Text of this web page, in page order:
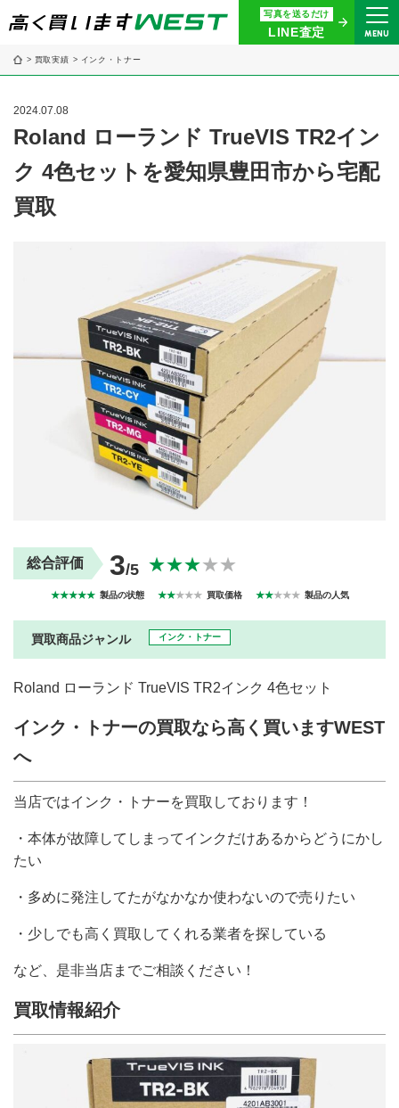
写真を送るだけ
LINE査定 MENU
まずはお気軽にお問い合わせ・
査定をご依頼ください
買取専用ダイヤル
24時間365日受付
宅配買取
出張買取
買取商品ジャンル
買取実績
買取強化ブランド
よくある質問
取り組み
本人確認書類アップロード
ガイド
お客様へ
お探しの方へ
買取実績 インク・トナー
2024.07.08
Roland ローランド TrueVIS TR2イン
ク 4色セットを愛知県豊田市から宅配
買取
総合評価 3/5 ★★★★★
★★★★★ 製品の状態 ★★★★★ 買取価格 ★★★★★ 製品の人気
買取商品ジャンル インク・トナー
Roland ローランド TrueVIS TR2インク 4色セット
インク・トナーの買取なら高く買いますWEST
へ
当店ではインク・トナーを買取しております！
・本体が故障してしまってインクだけあるからどうにかし
たい
・多めに発注してたがなかなか使わないので売りたい
・少しでも高く買取してくれる業者を探している
など、是非当店までご相談ください！
買取情報紹介